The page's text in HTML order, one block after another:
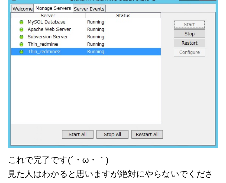
これで完了です(´・ω・｀)
見た人はわかると思いますが絶対にやらないでくださ